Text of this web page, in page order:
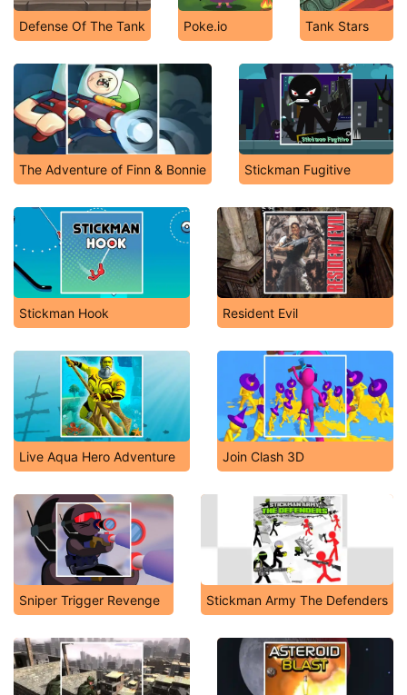
Defense Of The Tank Poke.io Tank Stars
The Adventure of Finn & Bonnie Stickman Fugitive
Stickman Hook Resident Evil
Live Aqua Hero Adventure Join Clash 3D
Sniper Trigger Revenge Stickman Army The Defenders